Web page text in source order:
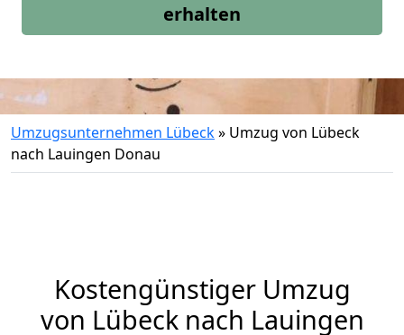
erhalten
Umzugsunternehmen Lübeck» Umzug von Lübeck
nach Lauingen Donau
Kostengünstiger Umzug
von Lübeck nach Lauingen